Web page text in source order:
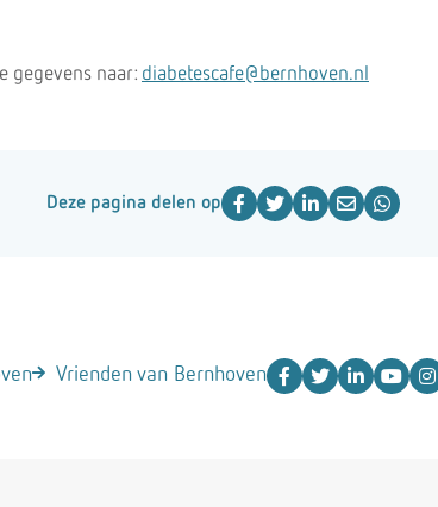
gegevens naar: diabetescafe@bernhoven.nl
Deze pagina delen op
Vrienden van Bernhoven